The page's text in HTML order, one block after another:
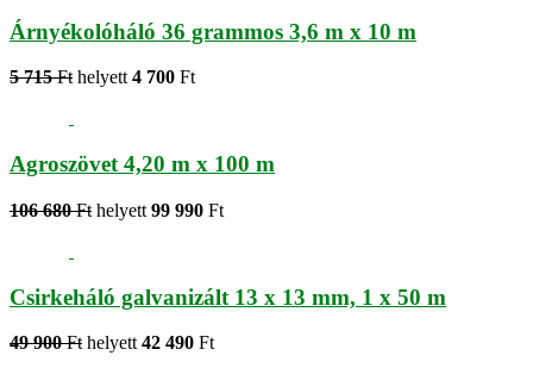
Árnyékolóháló 36 grammos 3,6 m x 10 m
5 715 Ft helyett 4 700 Ft
Agroszövet 4,20 m x 100 m
106 680 Ft helyett 99 990 Ft
Csirkeháló galvanizált 13 x 13 mm, 1 x 50 m
49 900 Ft helyett 42 490 Ft